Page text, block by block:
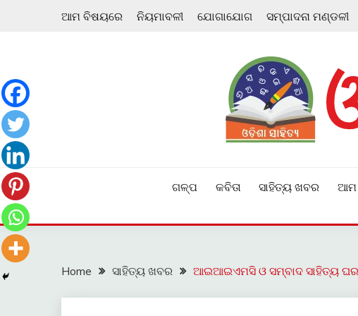
ଆମ ବିଷୟରେ ନିୟମାବଳୀ ଯୋଗାଯୋଗ ସମ୍ପାଦନା ମଣ୍ଡଳୀ
ଗଳ୍ପ କବିତା ସାହିତ୍ୟ ଖବର ଆମ
Home ସାହିତ୍ୟ ଖବର ଆଇଆଇଏମସି ଓ ସମ୍ବାଦ ସାହିତ୍ୟ ଘର